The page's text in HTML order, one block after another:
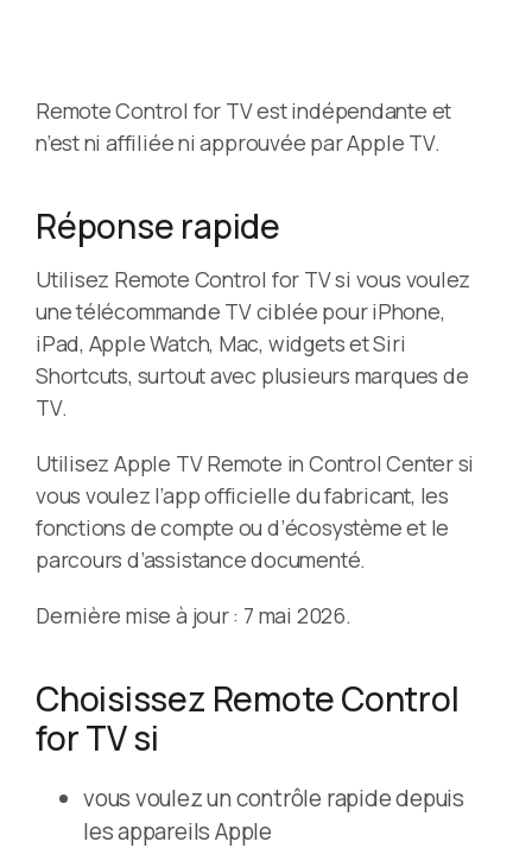
Remote Control for TV est indépendante et
n’est ni affiliée ni approuvée par Apple TV.
Réponse rapide
Utilisez Remote Control for TV si vous voulez
une télécommande TV ciblée pour iPhone,
iPad, Apple Watch, Mac, widgets et Siri
Shortcuts, surtout avec plusieurs marques de
TV.
Utilisez Apple TV Remote in Control Center si
vous voulez l’app officielle du fabricant, les
fonctions de compte ou d’écosystème et le
parcours d’assistance documenté.
Dernière mise à jour : 7 mai 2026.
Choisissez Remote Control
for TV si
vous voulez un contrôle rapide depuis
les appareils Apple